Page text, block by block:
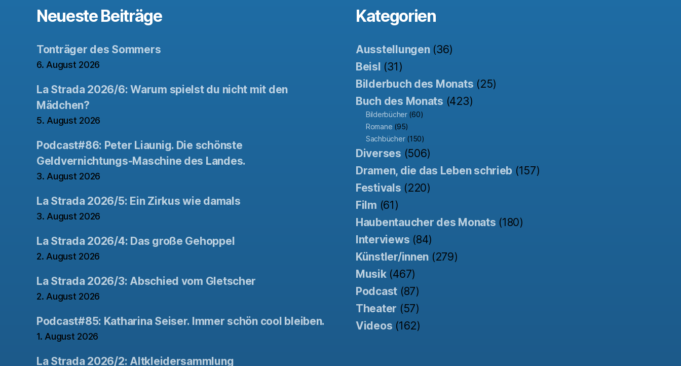
Neueste Beiträge
Tonträger des Sommers
6. August 2026
La Strada 2026/6: Warum spielst du nicht mit den
Mädchen?
5. August 2026
Podcast#86: Peter Liaunig. Die schönste
Geldvernichtungs-Maschine des Landes.
3. August 2026
La Strada 2026/5: Ein Zirkus wie damals
3. August 2026
La Strada 2026/4: Das große Gehoppel
2. August 2026
La Strada 2026/3: Abschied vom Gletscher
2. August 2026
Podcast#85: Katharina Seiser. Immer schön cool bleiben.
1. August 2026
La Strada 2026/2: Altkleidersammlung
Kategorien
Ausstellungen(36)
Beisl (31)
Bilderbuch des Monats (25)
Buch des Monats (423)
Bilderbücher(60)
Romane (95)
Sachbücher(150)
Diverses (506)
Dramen, die das Leben schrieb (157)
Festivals (220)
Film (61)
Haubentaucher des Monats (180)
Interviews (84)
Künstler/innen (279)
Musik(467)
Podcast (87)
Theater (57)
Videos (162)